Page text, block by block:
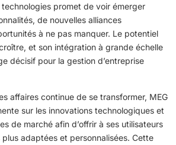
promet de voir émerger
de nouvelles alliances
à ne pas manquer. Le potentiel
et son intégration à grande échelle
décisif pour la gestion d’entreprise
affaires continue de se transformer, MEG
sur les innovations technologiques et
de marché afin d’offrir à ses utilisateurs
adaptées et personnalisées. Cette